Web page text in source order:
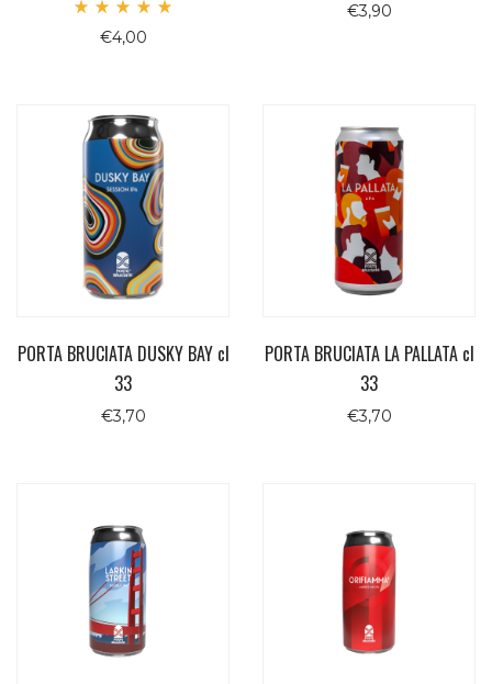
5.00
€4,00
€3,90
PORTA BRUCIATA DUSKY BAY cl
33
€3,70
PORTA BRUCIATA LA PALLATA cl
33
€3,70